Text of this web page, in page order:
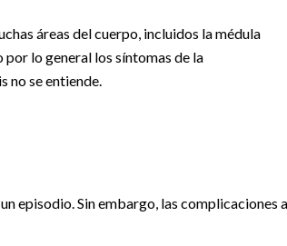
áreas del cuerpo, incluidos la médula
lo general los síntomas de la
no se entiende.
episodio. Sin embargo, las complicaciones a